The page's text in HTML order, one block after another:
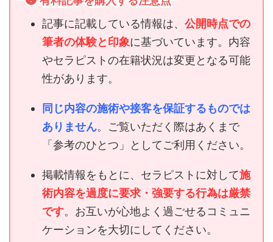
記事に記載している情報は、 公開時点での
筆者の体験と印象に基づいています。内容
やセラピストの在籍状況は変更となる可能
性があります。
同じ内容の施術や接客を保証するものでは
ありません。ご覧いただく際はあくまで
「参考のひとつ」としてご利用ください。
掲載情報をもとに、セラピストに対して施
術内容を過度に要求・強要する行為は厳禁
です。お互いが心地よく過ごせるコミュニ
ケーションを大切にしてください。